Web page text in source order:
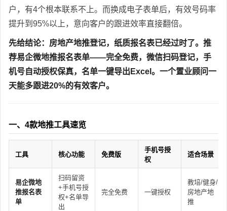
户，有4个根本联系不上。而换成电子表单后，有效号码率
提升到95%以上，意向客户的跟进效率直接翻倍。
先给结论：房地产地推登记，纸质报名表已经过时了。推
荐易企微地推报名表单——完全免费，微信扫码登记，手
机号自动授权保真，名单一键导出Excel。一个置业顾问一
天能多跟进20%的有效客户。
一、4款地推工具速览
工具 核心功能 免费版
手机号授
权
适合场景
易企微地
推报名表
单
扫码留资
+手机号授
权+名单导
出
完全免费 一键授权
教培/健身/
房地产地
推